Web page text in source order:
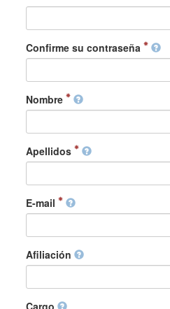
Confirme su contraseña
Nombre
Apellidos
E-mail
Afiliación
Cargo